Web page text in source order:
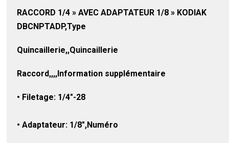
RACCORD 1/4 » AVEC ADAPTATEUR 1/8 » KODIAK
DBCNPTADP,Type
Quincaillerie,,Quincaillerie
Raccord,,,,Information supplémentaire
• Filetage: 1/4″-28
• Adaptateur: 1/8″,Numéro